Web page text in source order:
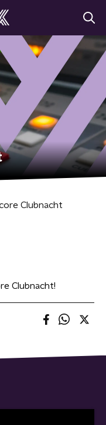
Clubnacht
Clubnacht!